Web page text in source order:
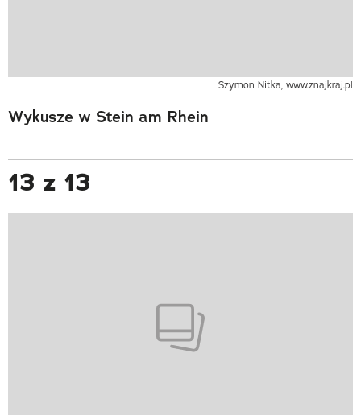
Szymon Nitka, www.znajkraj.pl
Wykusze w Stein am Rhein
13 z 13